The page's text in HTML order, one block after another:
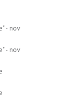
- nov
- nov